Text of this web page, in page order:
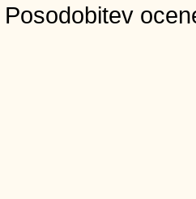
Posodobitev